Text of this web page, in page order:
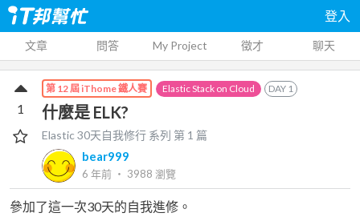
登入
文章 問答 My Project 徵才 聊天
第 12 屆 iThome 鐵人賽 Elastic Stack on Cloud DAY 1
什麼是 ELK?
Elastic 30天自我修行 系列 第 1 篇
bear999
6 年前 ‧ 3988 瀏覽
1
參加了這一次30天的自我進修。